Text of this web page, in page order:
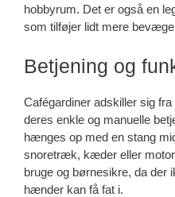
hobbyrum. Det er også en
som tilføjer lidt mere
Betjening og
Cafégardiner adskiller sig
deres enkle og manuelle
hænges op med en stang
snoretræk, kæder eller
bruge og børnesikre, da der
hænder kan få fat i.